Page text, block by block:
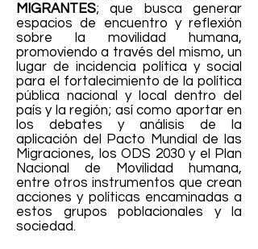
MIGRANTES; que busca generar
espacios de encuentro y reflexión
sobre la movilidad humana,
promoviendo a través del mismo, un
lugar de incidencia política y social
para el fortalecimiento de la política
pública nacional y local dentro del
país y la región; así como aportar en
los debates y análisis de la
aplicación del Pacto Mundial de las
Migraciones, los ODS 2030 y el Plan
Nacional de Movilidad humana,
entre otros instrumentos que crean
acciones y políticas encaminadas a
estos grupos poblacionales y la
sociedad.